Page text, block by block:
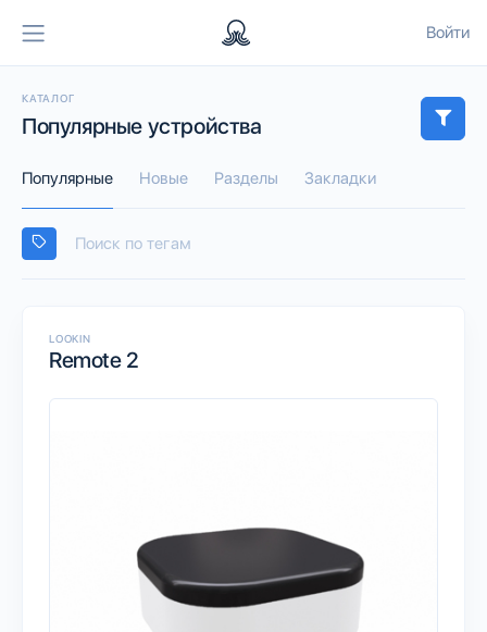
Войти
КАТАЛОГ
Популярные устройства
Популярные Новые Разделы Закладки
LOOKIN
Remote 2